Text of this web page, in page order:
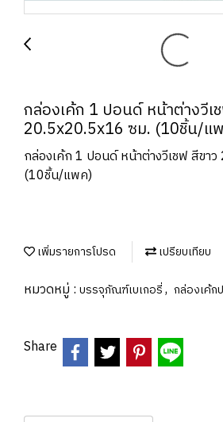
กล่องเค้ก 1 ปอนด์ หน้าต่างวีเ
20.5x20.5x16 ซม. (10ชิ้น/แ
กล่องเค้ก 1 ปอนด์ หน้าต่างวีเชฟ สีขา
(10ชิ้น/แพค)
เพิ่มรายการโปรด เปรียบเทียบ
หมวดหมู่ : บรรจุภัณฑ์เบเกอรี่, กล่องเค้ก
Share